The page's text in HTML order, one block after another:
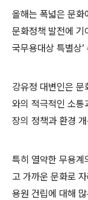
올해는 폭넓은 문화
문화정책 발전에 기
국무용대상 특별상‘
강유정 대변인은 문
와의 적극적인 소통
장의 정책과 환경
특히 열약한 무용계
고 가까운 문화로
용원 건립에 대해